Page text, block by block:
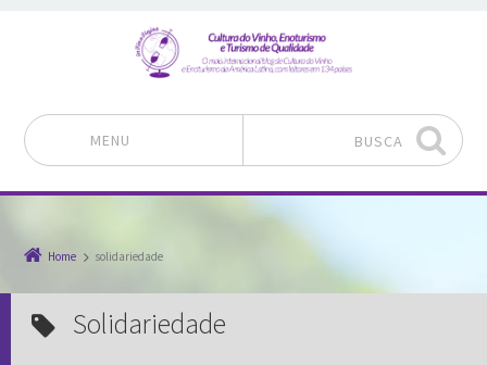
MENU BUSCA
Home solidariedade
solidariedade